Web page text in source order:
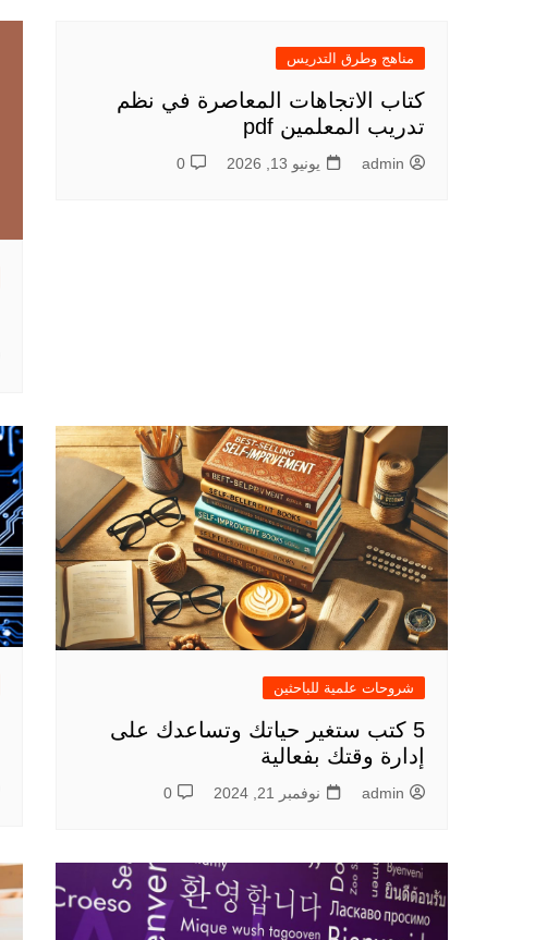
مناهج وطرق التدريس
كتاب الاتجاهات المعاصرة في نظم
تدريب المعلمين pdf
admin يونيو 13, 2026 0
شروحات علمية للباحثين
5 كتب ستغير حياتك وتساعدك على
إدارة وقتك بفعالية
admin نوفمبر 21, 2024 0